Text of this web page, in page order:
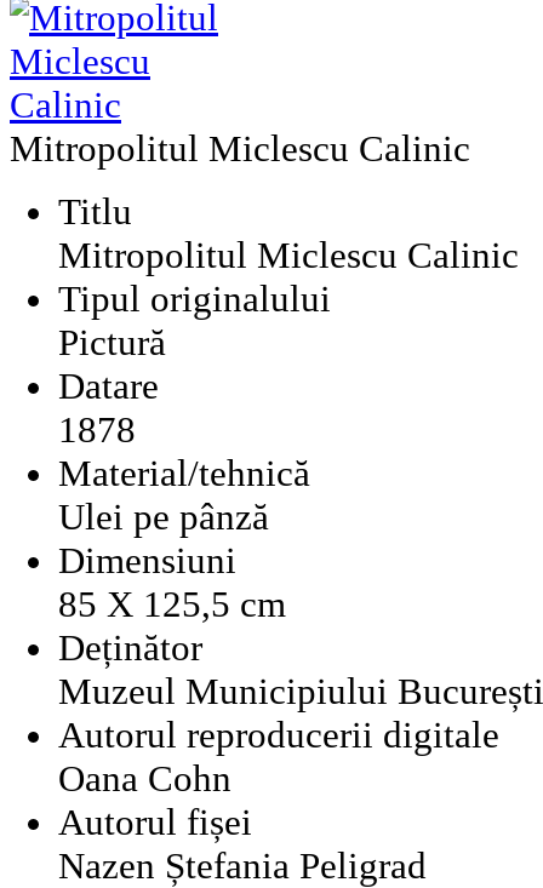
Mitropolitul Miclescu Calinic
Titlu
Mitropolitul Miclescu Calinic
Tipul originalului
Pictură
Datare
1878
Material/tehnică
Ulei pe pânză
Dimensiuni
85 X 125,5 cm
Deținător
Muzeul Municipiului București
Autorul reproducerii digitale
Oana Cohn
Autorul fișei
Nazen Ștefania Peligrad